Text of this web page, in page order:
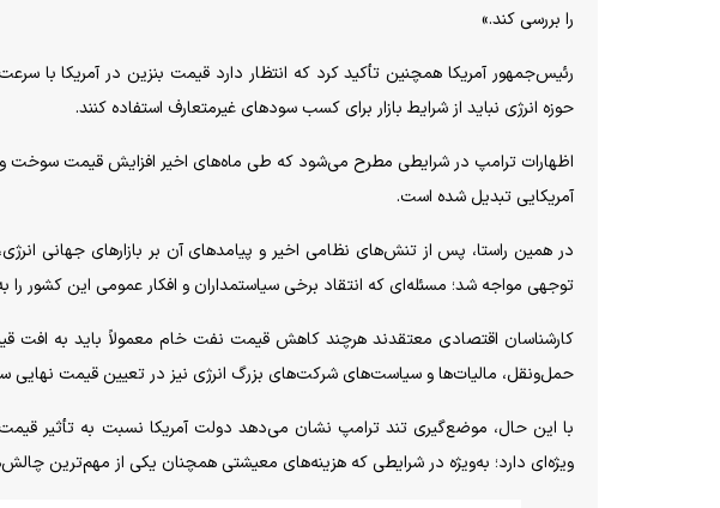
را بررسی کند.»
رئیس‌جمهور آمریکا همچنین تأکید کرد که انتظار دارد قیمت بنزین در آمریکا با
حوزه انرژی نباید از شرایط بازار برای کسب سود‌های غیرمتعارف استفاده کنند.
اظهارات ترامپ در شرایطی مطرح می‌شود که طی ماه‌های اخیر افزایش قیمت سوخت
آمریکایی تبدیل شده است.
در همین راستا، پس از تنش‌های نظامی اخیر و پیامد‌های آن بر بازار‌های جهانی
توجهی مواجه شد؛ مسئله‌ای که انتقاد برخی سیاستمداران و افکار عمومی این کشور را
کارشناسان اقتصادی معتقدند هرچند کاهش قیمت نفت خام معمولاً باید به افت
حمل‌ونقل، مالیات‌ها و سیاست‌های شرکت‌های بزرگ انرژی نیز در تعیین قیمت
با این حال، موضع‌گیری تند ترامپ نشان می‌دهد دولت آمریکا نسبت به
ویژه‌ای دارد؛ به‌ویژه در شرایطی که هزینه‌های معیشتی همچنان یکی از مهم‌ترین